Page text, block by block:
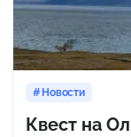
Новости
Квест на